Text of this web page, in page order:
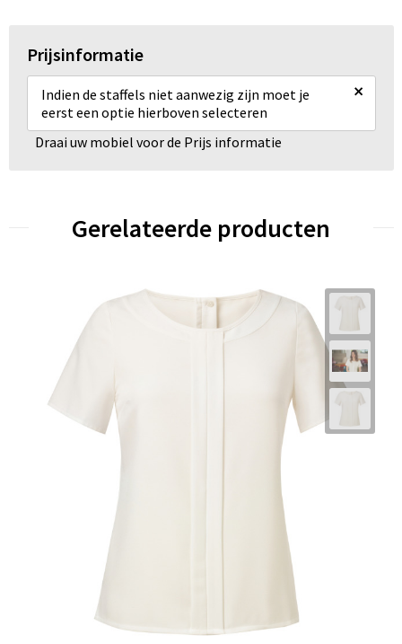
Prijsinformatie
Indien de staffels niet aanwezig zijn moet je
eerst een optie hierboven selecteren
×
Draai uw mobiel voor de Prijs informatie
Gerelateerde producten